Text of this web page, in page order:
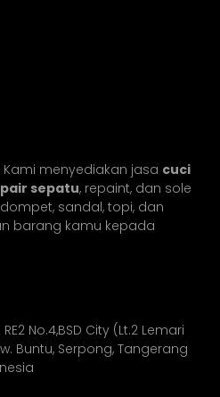
Kami menyediakan jasa cuci
sepatu, repaint, dan sole
sandal, topi, dan
barang kamu kepada
No.4,BSD City (Lt.2 Lemari
Buntu, Serpong, Tangerang